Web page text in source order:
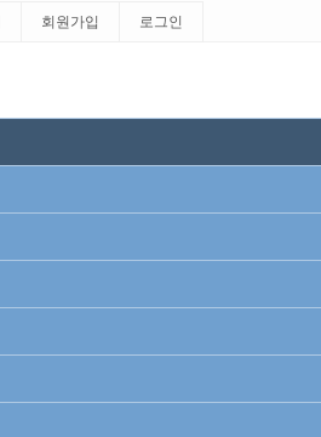
회원가입 로그인